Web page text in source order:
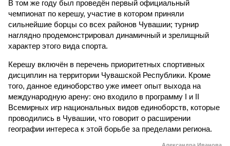
В том же году был проведён первый официальный
чемпионат по керешу, участие в котором приняли
сильнейшие борцы со всех районов Чувашии; турнир
наглядно продемонстрировал динамичный и зрелищный
характер этого вида спорта.
Керешу включён в перечень приоритетных спортивных
дисциплин на территории Чувашской Республики. Кроме
того, данное единоборство уже имеет опыт выхода на
международную арену: оно входило в программу I и II
Всемирных игр национальных видов единоборств, которые
проводились в Чувашии, что говорит о расширении
географии интереса к этой борьбе за пределами региона.